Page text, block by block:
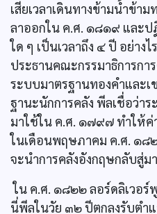
เสียเวลาเดินทางข้ามน้ำข้า
ลาออกใน ค.ศ. ๑๘๑๙ และ
ใด ๆ เป็นเวลาถึง ๔ ปี อย่าง
ประธานคณะกรรมาธิการก
ระบบมาตรฐานทองคำและเ
ฐานะนักการคลัง พีลเชื่อว่า
มาใช้ใน ค.ศ. ๑๗๙๗ ทำให้ค่
ในเดือนพฤษภาคม ค.ศ. ๑๘
จะนำการคลังอังกฤษกลับสู่ม
ใน ค.ศ. ๑๘๒๒ ลอร์ดลิเวอ
นี่พีลในวัย ๓๒ ปีตกลงรับตำ